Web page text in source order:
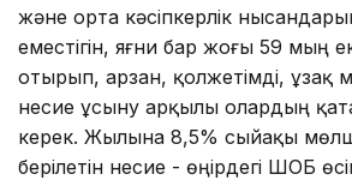
және орта кәсіпкерлік
еместігін, яғни бар жоғы 59 мың
отырып, арзан, қолжетімді, ұзақ
несие ұсыну арқылы олардың
керек. Жылына 8,5% сыйақы
берілетін несие - өңірдегі ШОБ